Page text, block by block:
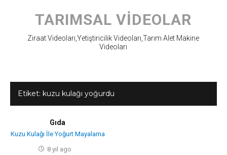
content
TARIMSAL VIDEOLAR
Ziraat Videoları,Yetiştiricilik Videoları,Tarım Alet Makine
Videoları
Etiket: kuzu kulağı yoğurdu
Gıda
Kuzu Kulağı İle Yoğurt Mayalama
8 yıl ago